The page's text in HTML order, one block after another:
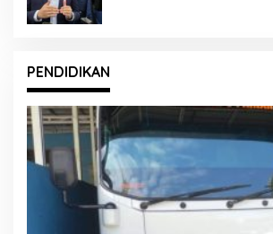
PENDIDIKAN